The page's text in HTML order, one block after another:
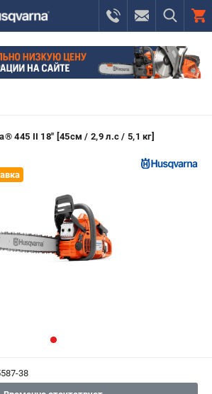
)
445 II 18" [45см / 2,9 л.с / 5,1 кг]
38